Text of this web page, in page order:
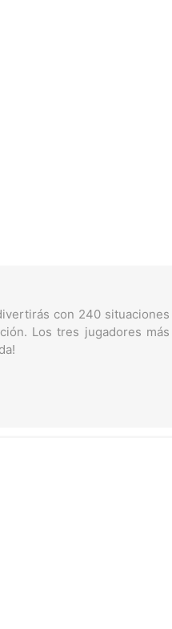
con 240 situaciones
Los tres jugadores más